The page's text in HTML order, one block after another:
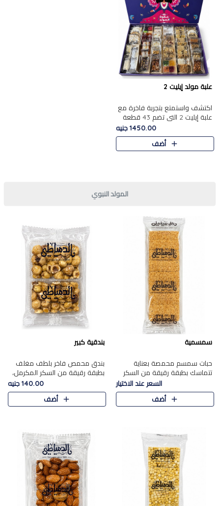
علبة مولد إيليت 2
اكتشف واستمتع بتجربة فاخرة مع
علبة إيليت 2 التي تضم 43 قطعة
تشكيلة من أرقى حلويات المولد
الشرقية المصرية الأصيلة ,معروضة
بشكل جميل في علبة أ..
1450.00 جنيه
أضف
المولد النبوي
سمسمية
حبات سمسم محمصة بعناية
تتماسك بطبقة رقيقة من السكر
المكرمل، لتقدم طعم السمسم
المميز وقرمشتة التي ارتبطت ببهجة
المولد عبر الأجيال.
السعر عند الاختيار
أضف
بندقية كبير
بندق محمص فاخر بلطف مغلف
بطبقة رقيقة من السكر المكرمل،
يجمع بين النكهة الغنية ناتي
والقرمشة الراقية المرضية في
حلوى شرقية أنيقه بطابع مميز.
140.00 جنيه
أضف